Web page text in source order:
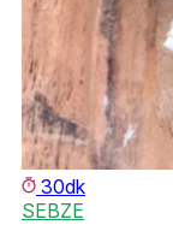
30dk
SEBZE